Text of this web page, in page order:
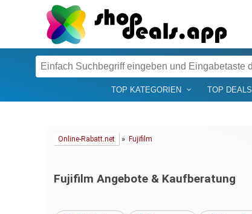
TOP KATEGORIEN TOP DEALS
Online-Rabatt.net » Fujifilm
Fujifilm Angebote & Kaufberatung